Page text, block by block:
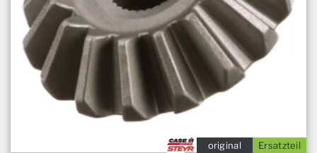
Ersatzteil
original